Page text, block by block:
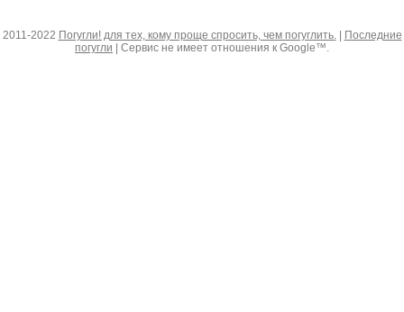
2011-2022 Погугли! для тех, кому проще спросить, чем погуглить.|
Последние
погугли | Сервис не имеет отношения к Google™.